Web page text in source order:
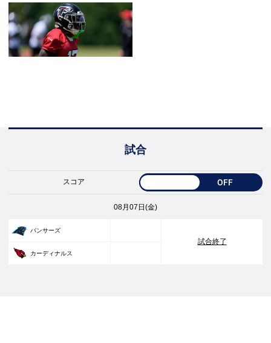
試合
スコア OFF
08月07日(金)
パンサーズ
試合終了
カーディナルス